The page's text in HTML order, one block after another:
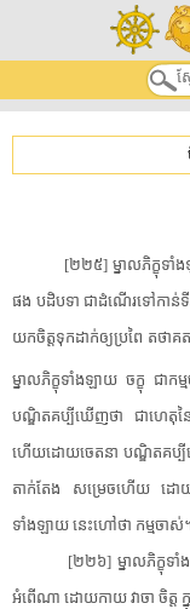
[​២២៥​]​ ​ម្នាល​ភិក្ខុ​ទាំង
ផង​ ​បដិបទា​ ​ជា​ដំណើរ​ទៅកាន់​ទី​
យកចិត្ត​ទុកដាក់​ឲ្យ​ប្រពៃ​ ​តថាគ
ម្នាល​ភិក្ខុ​ទាំងឡាយ​ ​ចក្ខុ​ ​ជា​កម្
បណ្ឌិត​គប្បី​ឃើញថា​ ​ជាហេតុ​នៃ​
ហើយដោយ​ចេតនា​ ​បណ្ឌិត​គប្បី​ឃ
តាក់តែង​ ​សម្រេច​ហើយ​ ​ដោយ
ទាំងឡាយ​ ​នេះ​ហៅថា​ ​កម្ម​ចាស់​
[​២២៦​]​ ​ម្នាល​ភិក្ខុ​ទាំ
អំពើ​ណា​ ​ដោយ​កាយ​ ​វាចា​ ​ចិត្ត​ ​ក្